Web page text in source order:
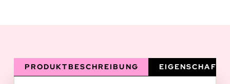
PRODUKTBESCHREIBUNG